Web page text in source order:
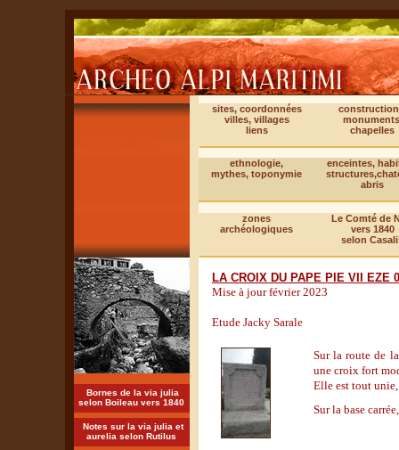
sites, coordonnées
villes, villages
liens
chapelles
ethnologie,
mythes, toponymie
enceintes,
abris
zones
archéologiques
Le Comté de
vers 1840
selon
Bornes de la via julia
selon Boileau vers 1840
Notes sur la via julia et
aurelia selon Rutilus
LA CROIX DU PAPE PIE VII EZE
Mise à jour février 2023
Etude Jacky Sarale
Sur la route de
une croix fort
Elle est tout
Sur la base